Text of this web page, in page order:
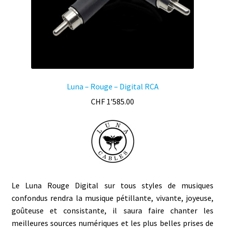
Luna – Rouge – Digital RCA
CHF 1'585.00
Le Luna Rouge Digital sur tous styles de musiques
confondus rendra la musique pétillante, vivante, joyeuse,
goûteuse et consistante, il saura faire chanter les
meilleures sources numériques et les plus belles prises de